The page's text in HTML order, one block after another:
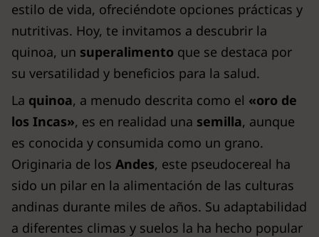
estilo de vida, ofreciéndote opciones prácticas y
nutritivas. Hoy, te invitamos a descubrir la
quinoa, un superalimento que se destaca por
su versatilidad y beneficios para la salud.
La quinoa, a menudo descrita como el «oro de
los Incas», es en realidad una semilla, aunque
es conocida y consumida como un grano.
Originaria de los Andes, este pseudocereal ha
sido un pilar en la alimentación de las culturas
andinas durante miles de años. Su adaptabilidad
a diferentes climas y suelos la ha hecho popular